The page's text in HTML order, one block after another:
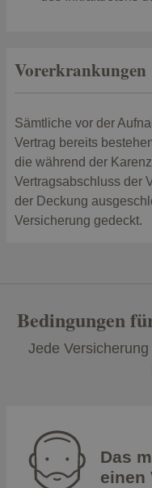
Vorerkrankungen
Sämtliche vor der
Vertrag bereits
die während der
Vertragsabschluss der
der Deckung
Versicherung gedeckt.
Bedingungen
Jede
Das
einen